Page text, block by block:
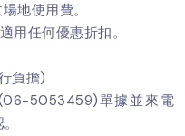
地使用費。
用任何優惠折扣。
負擔)
5053459)單據並來電